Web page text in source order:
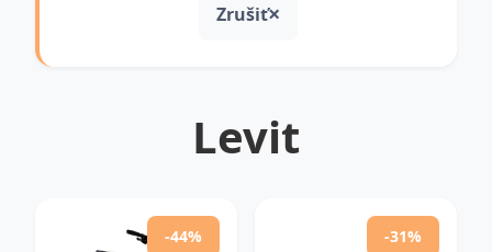
Zrušiť
Levit
-44% -31%